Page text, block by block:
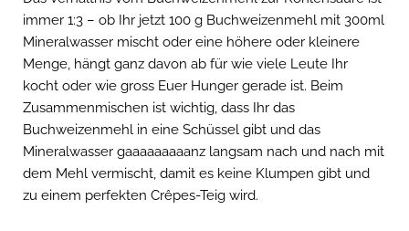
immer 1:3 – ob Ihr jetzt 100 g Buchweizenmehl mit 300ml
Mineralwasser mischt oder eine höhere oder kleinere
Menge, hängt ganz davon ab für wie viele Leute Ihr
kocht oder wie gross Euer Hunger gerade ist. Beim
Zusammenmischen ist wichtig, dass Ihr das
Buchweizenmehl in eine Schüssel gibt und das
Mineralwasser gaaaaaaaaanz langsam nach und nach mit
dem Mehl vermischt, damit es keine Klumpen gibt und
zu einem perfekten Crêpes-Teig wird.